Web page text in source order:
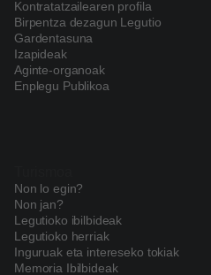
Kontratatzailearen profila
Birpentza dezagun Legutio
Gardentasuna
Izapideak
Aginte-organoak
Enplegu Publikoa
Non lo egin?
Non jan?
Legutioko ibilbideak
Legutioko herriak
Inguruak eta intereseko tokiak
Memoria Ibilbideak